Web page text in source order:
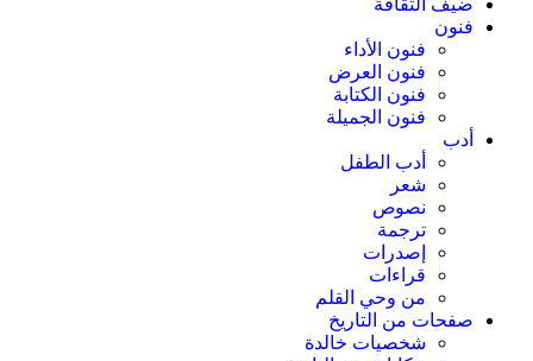
ضيف الثقافة
فنون
فنون الأداء
فنون العرض
فنون الكتابة
فنون الجميلة
أدب
أدب الطفل
شعر
نصوص
ترجمة
إصدرات
قراءات
من وحي القلم
صفحات من التاريخ
شخصيات خالدة